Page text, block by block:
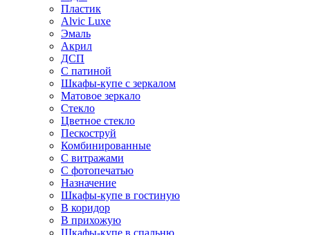
Пластик
Alvic Luxe
Эмаль
Акрил
ДСП
С патиной
Шкафы-купе с зеркалом
Матовое зеркало
Стекло
Цветное стекло
Пескоструй
Комбинированные
С витражами
С фотопечатью
Назначение
Шкафы-купе в гостиную
В коридор
В прихожую
Шкафы-купе в спальню